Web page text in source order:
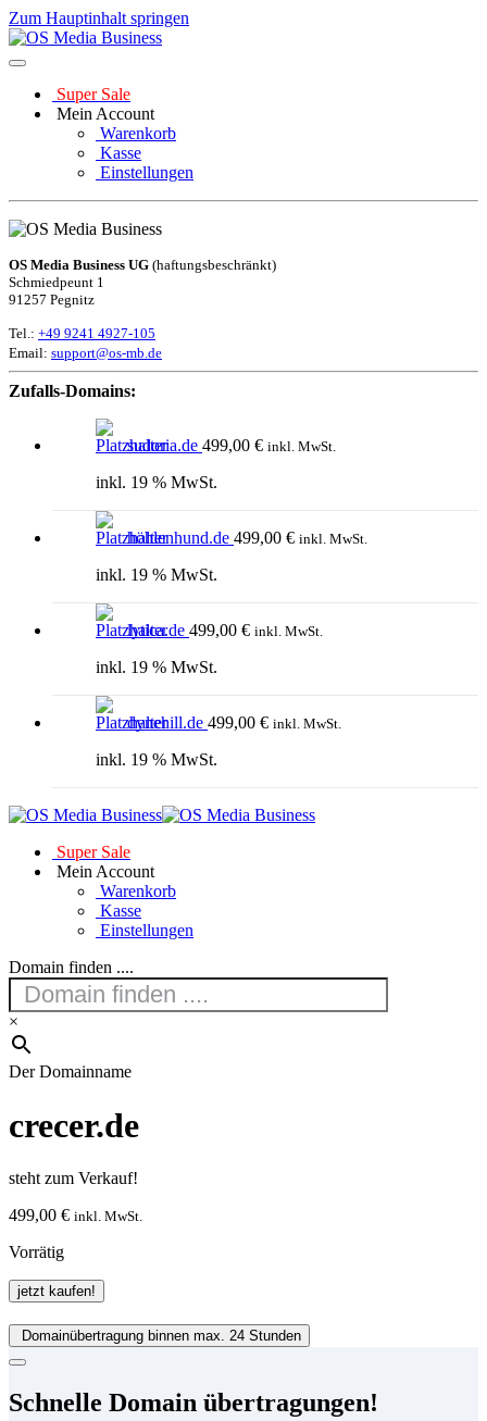
Zum Hauptinhalt springen
Super Sale
Mein Account
Warenkorb
Kasse
Einstellungen
OS Media Business UG (haftungsbeschränkt)
Schmiedpeunt 1
91257 Pegnitz
Tel.: +49 9241 4927-105
Email: support@os-mb.de
Zufalls-Domains:
sudoria.de 499,00 € inkl. MwSt.
inkl. 19 % MwSt.
höhlenhund.de 499,00 € inkl. MwSt.
inkl. 19 % MwSt.
lytica.de 499,00 € inkl. MwSt.
inkl. 19 % MwSt.
dynehill.de 499,00 € inkl. MwSt.
inkl. 19 % MwSt.
Super Sale
Mein Account
Warenkorb
Kasse
Einstellungen
Domain finden ....
×
Der Domainname
crecer.de
steht zum Verkauf!
499,00 € inkl. MwSt.
Vorrätig
crecer.de
Menge
jetzt kaufen!
Domainübertragung binnen max. 24 Stunden
Schnelle Domain übertragungen!